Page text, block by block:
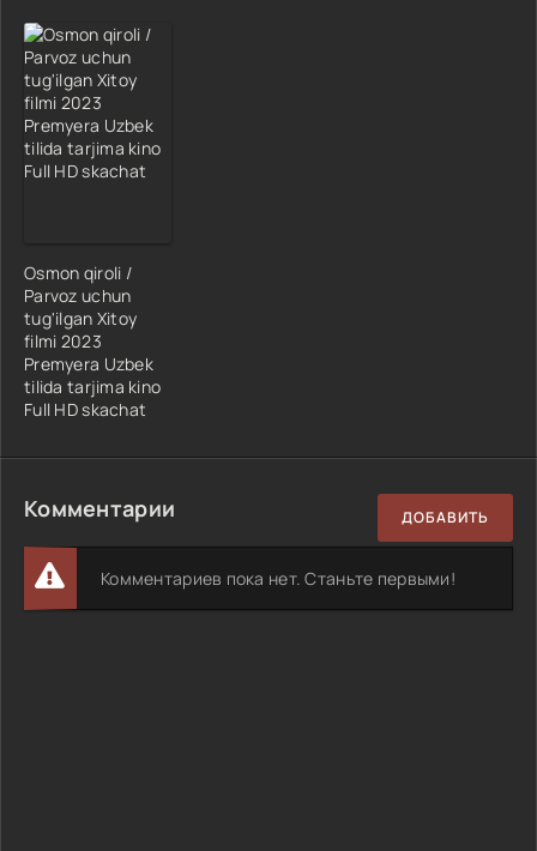
Osmon qiroli /
Parvoz uchun
tug'ilgan Xitoy
filmi 2023
Premyera Uzbek
tilida tarjima kino
Full HD skachat
Комментарии ДОБАВИТЬ
Комментариев пока нет. Станьте первыми!